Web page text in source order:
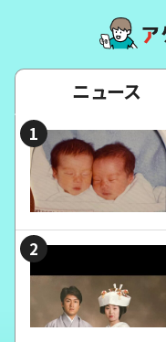
ニュース